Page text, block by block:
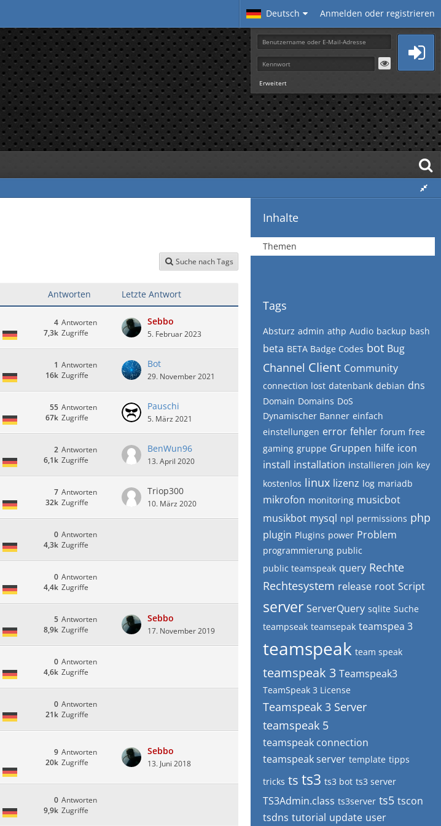
Deutsch Anmelden oder registrieren
Erweitert
Suche nach Tags
Antworten Letzte Antwort
Antworten
4
Zugriffe
7,3k
Sebbo
5. Februar 2023
Antworten
1
Zugriffe
16k
Bot
29. November 2021
Antworten
55
Zugriffe
67k
Pauschi
5. März 2021
Antworten
2
Zugriffe
6,1k
BenWun96
13. April 2020
Antworten
7
Zugriffe
32k
Triop300
10. März 2020
Antworten
0
Zugriffe
4,3k
Antworten
0
Zugriffe
4,4k
Antworten
5
Zugriffe
8,9k
Sebbo
17. November 2019
Antworten
0
Zugriffe
4,6k
Antworten
0
Zugriffe
21k
Antworten
9
Zugriffe
20k
Sebbo
13. Juni 2018
Antworten
0
Zugriffe
9,9k
Inhalte
Themen
Tags
Absturz admin athp Audio backup bash
beta BETA Badge Codes bot Bug
Channel Client Community
connection lost datenbank debian dns
Domain Domains DoS
Dynamischer Banner einfach
einstellungen error fehler forum free
gaming gruppe Gruppen hilfe icon
install installation installieren join key
kostenlos linux lizenz log mariadb
mikrofon monitoring musicbot
musikbot mysql npl permissions php
plugin Plugins power Problem
programmierung public
public teamspeak query Rechte
Rechtesystem release root Script
server ServerQuery sqlite Suche
teampseak teamsepak teamspea 3
teamspeak team speak
teamspeak 3 Teamspeak3
TeamSpeak 3 License
Teamspeak 3 Server
teamspeak 5
teamspeak connection
teamspeak server template tipps
tricks ts ts3 ts3 bot ts3 server
TS3Admin.class ts3server ts5 tscon
tsdns tutorial update user